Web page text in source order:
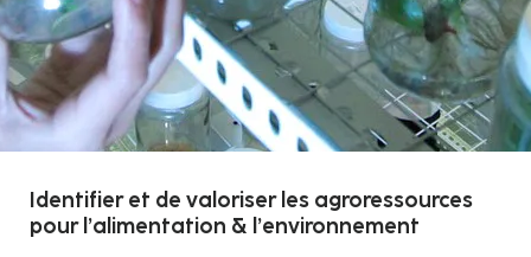
Identifier et de valoriser les agroressources
pour l’alimentation & l’environnement